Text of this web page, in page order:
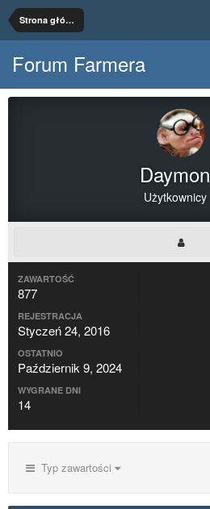
Strona główna
Forum Farmera
Daymon
Użytkownicy
ZAWARTOŚĆ
877
REJESTRACJA
Styczeń 24, 2016
OSTATNIO
Październik 9, 2024
WYGRANE DNI
14
Typ zawartości